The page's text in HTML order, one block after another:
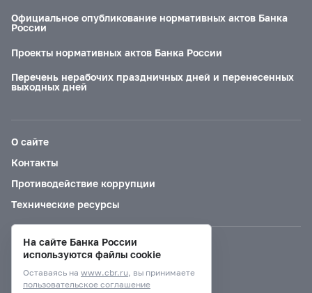
Официальное опубликование нормативных актов Банка
России
Проекты нормативных актов Банка России
Перечень нерабочих праздничных дней и перенесенных
выходных дней
О сайте
Контакты
Противодействие коррупции
Технические ресурсы
Версия для слабовидящих
На сайте Банка России
используются файлы cookie
Оставаясь на www.cbr.ru, вы принимаете
пользовательское соглашение